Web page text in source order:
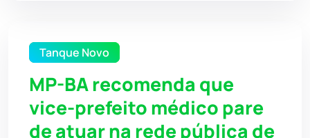
Tanque Novo
MP-BA recomenda que
vice-prefeito médico pare
de atuar na rede pública de